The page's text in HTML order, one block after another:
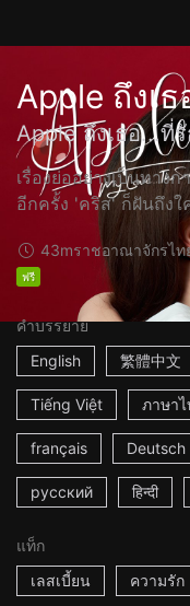
Apple ถึงเ
Apple ถึงเธอ...ที่
เรื่องย่ออย่างเป็นทาง
อีกครั้ง 'คริส' ก็ฝันถึงใ
43mราชอาณาจักรไท
ฟรี
คำบรรยาย
English
繁體中文
Tiếng Việt ภาษาไ
français Deutsch
русский हिन्दी
แท็ก
เลสเบี้ยน
ความรัก